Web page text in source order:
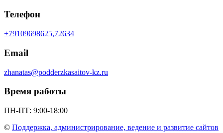
Телефон
+79109698625,72634
Email
zhanatas@podderzkasaitov-kz.ru
Время работы
ПН-ПТ: 9:00-18:00
© Поддержка, администрирование, ведение и развитие сайтов